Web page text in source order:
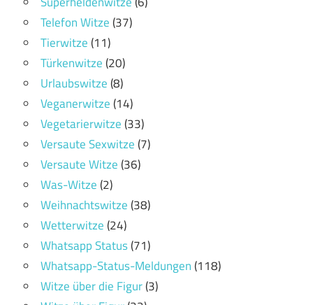
Telefon Witze(37)
Tierwitze(11)
Türkenwitze(20)
Urlaubswitze(8)
Veganerwitze(14)
Vegetarierwitze(33)
Versaute Sexwitze(7)
Versaute Witze(36)
Was-Witze(2)
Weihnachtswitze(38)
Wetterwitze(24)
Whatsapp Status(71)
Whatsapp-Status-Meldungen(118)
Witze über die Figur(3)